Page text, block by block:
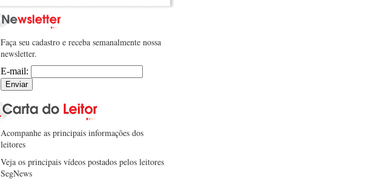
Faça seu cadastro e receba semanalmente nossa
newsletter.
E-mail:
Acompanhe as principais informações dos
leitores
Veja os principais vídeos postados pelos leitores
SegNews